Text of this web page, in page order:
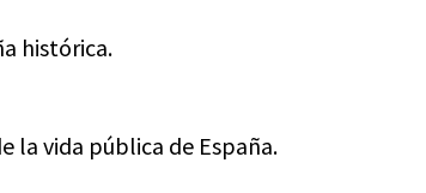
histórica.
la vida pública de España.